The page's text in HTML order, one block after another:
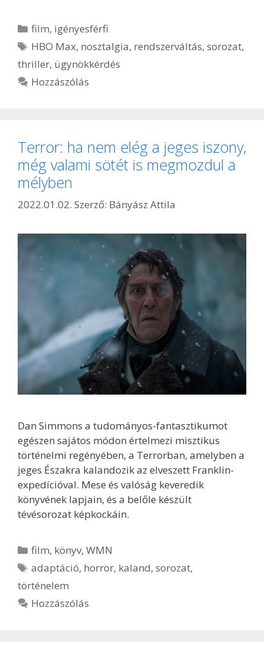
Kategória
film, igényesférfi
Címkék
HBO Max, nosztalgia, rendszerváltás,sorozat,
thriller, ügynökkérdés
Hozzászólás
Terror: ha nem elég a jeges iszony,
még valami sötét is megmozdul a
mélyben
2022.01.02. Szerző: Bányász Attila
Dan Simmons a tudományos-fantasztikumot
egészen sajátos módon értelmezi misztikus
történelmi regényében, a Terrorban, amelyben a
jeges Északra kalandozik az elveszett Franklin-
expedícióval. Mese és valóság keveredik
könyvének lapjain, és a belőle készült
tévésorozat képkockáin.
Kategória
film, könyv,WMN
Címkék
adaptáció, horror, kaland,sorozat,
történelem
Hozzászólás